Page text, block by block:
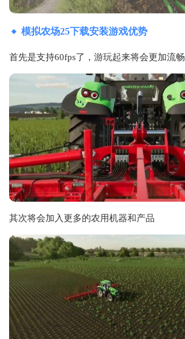
模拟农场25下载安装游戏优势
首先是支持60fps了，游玩起来将会更加流畅
其次将会加入更多的农用机器和产品